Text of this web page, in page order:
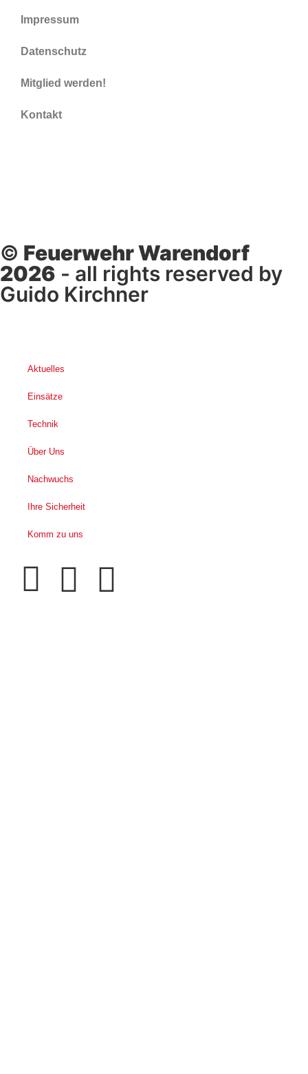
Impressum
Datenschutz
Mitglied werden!
Kontakt
© Feuerwehr Warendorf
2026 - all rights reserved by
Guido Kirchner
Aktuelles
Einsätze
Technik
Über Uns
Nachwuchs
Ihre Sicherheit
Komm zu uns